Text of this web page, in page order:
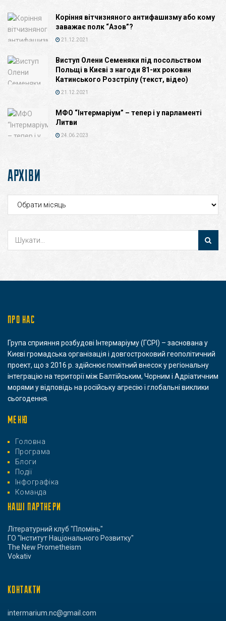
Коріння вітчизняного антифашизму або кому
заважає полк “Азов”?
21.12.2021
Виступ Олени Семеняки під посольством
Польщі в Києві з нагоди 81-их роковин
Катинського Розстрілу (текст, відео)
21.12.2021
МФО “Інтермаріум” – тепер і у парламенті
Литви
24.06.2023
АРХІВИ
Архіви
ПРО НАС
Група сприяння розбудові Інтермаріуму (ГСРІ) – заснована у
Києві громадська організація і довгостроковий геополітичний
проект, що з 2016 р. здійснює помітний внесок у регіональну
інтеграцію на території між Балтійським, Чорним і Адріатичним
морями у відповідь на російську агресію і глобальні виклики
сьогодення.
МЕНЮ
Головна
Програма
Блоги
Події
Інфографіка
Команда
НАШІ ПАРТНЕРИ
Літературний клуб "Пломінь"
ГО "Інститут Національного Розвитку"
The New Prometheism
Vokativ
КОНТАКТИ
intermarium.nc@gmail.com